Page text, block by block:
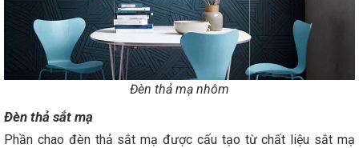
Đèn thả mạ nhôm
Đèn thả sắt mạ
Phần chao đèn thả sắt mạ được cấu tạo từ chất liệu sắt mạ